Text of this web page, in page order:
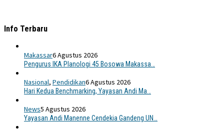
Info Terbaru
Makassar6 Agustus 2026
Pengurus IKA Planologi 45 Bosowa Makassa…
Nasional, Pendidikan6 Agustus 2026
Hari Kedua Benchmarking, Yayasan Andi Ma…
News5 Agustus 2026
Yayasan Andi Manenne Cendekia Gandeng UN…